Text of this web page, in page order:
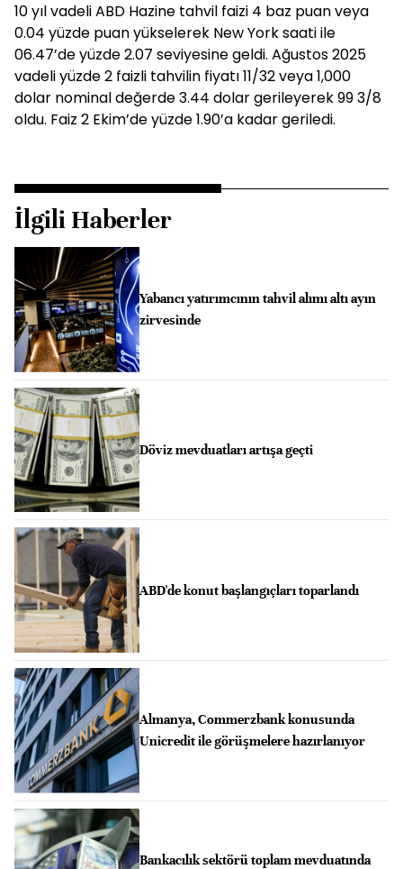
10 yıl vadeli ABD Hazine tahvil faizi 4 baz puan veya
0.04 yüzde puan yükselerek New York saati ile
06.47’de yüzde 2.07 seviyesine geldi. Ağustos 2025
vadeli yüzde 2 faizli tahvilin fiyatı 11/32 veya 1,000
dolar nominal değerde 3.44 dolar gerileyerek 99 3/8
oldu. Faiz 2 Ekim’de yüzde 1.90’a kadar geriledi.
İlgili Haberler
Yabancı yatırımcının tahvil alımı altı ayın
zirvesinde
Döviz mevduatları artışa geçti
ABD'de konut başlangıçları toparlandı
Almanya, Commerzbank konusunda
Unicredit ile görüşmelere hazırlanıyor
Bankacılık sektörü toplam mevduatında